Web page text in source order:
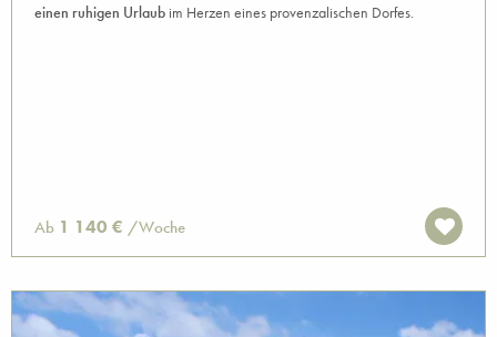
einen ruhigen Urlaub im Herzen eines provenzalischen Dorfes.
Ab 1 140 € /Woche